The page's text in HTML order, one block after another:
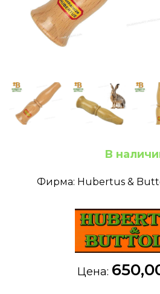
В
Фирма: Hubertus &
Цена: